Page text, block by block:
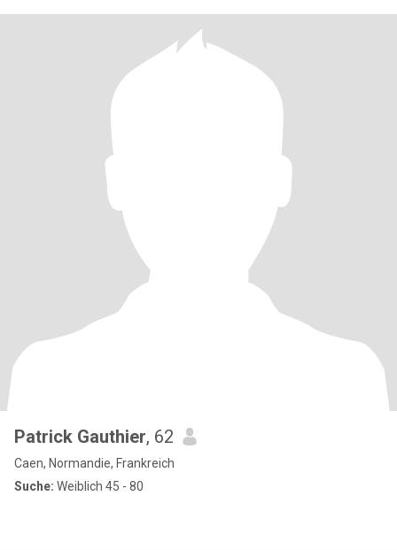
Patrick Gauthier, 62
Caen, Normandie, Frankreich
Suche: Weiblich 45 - 80